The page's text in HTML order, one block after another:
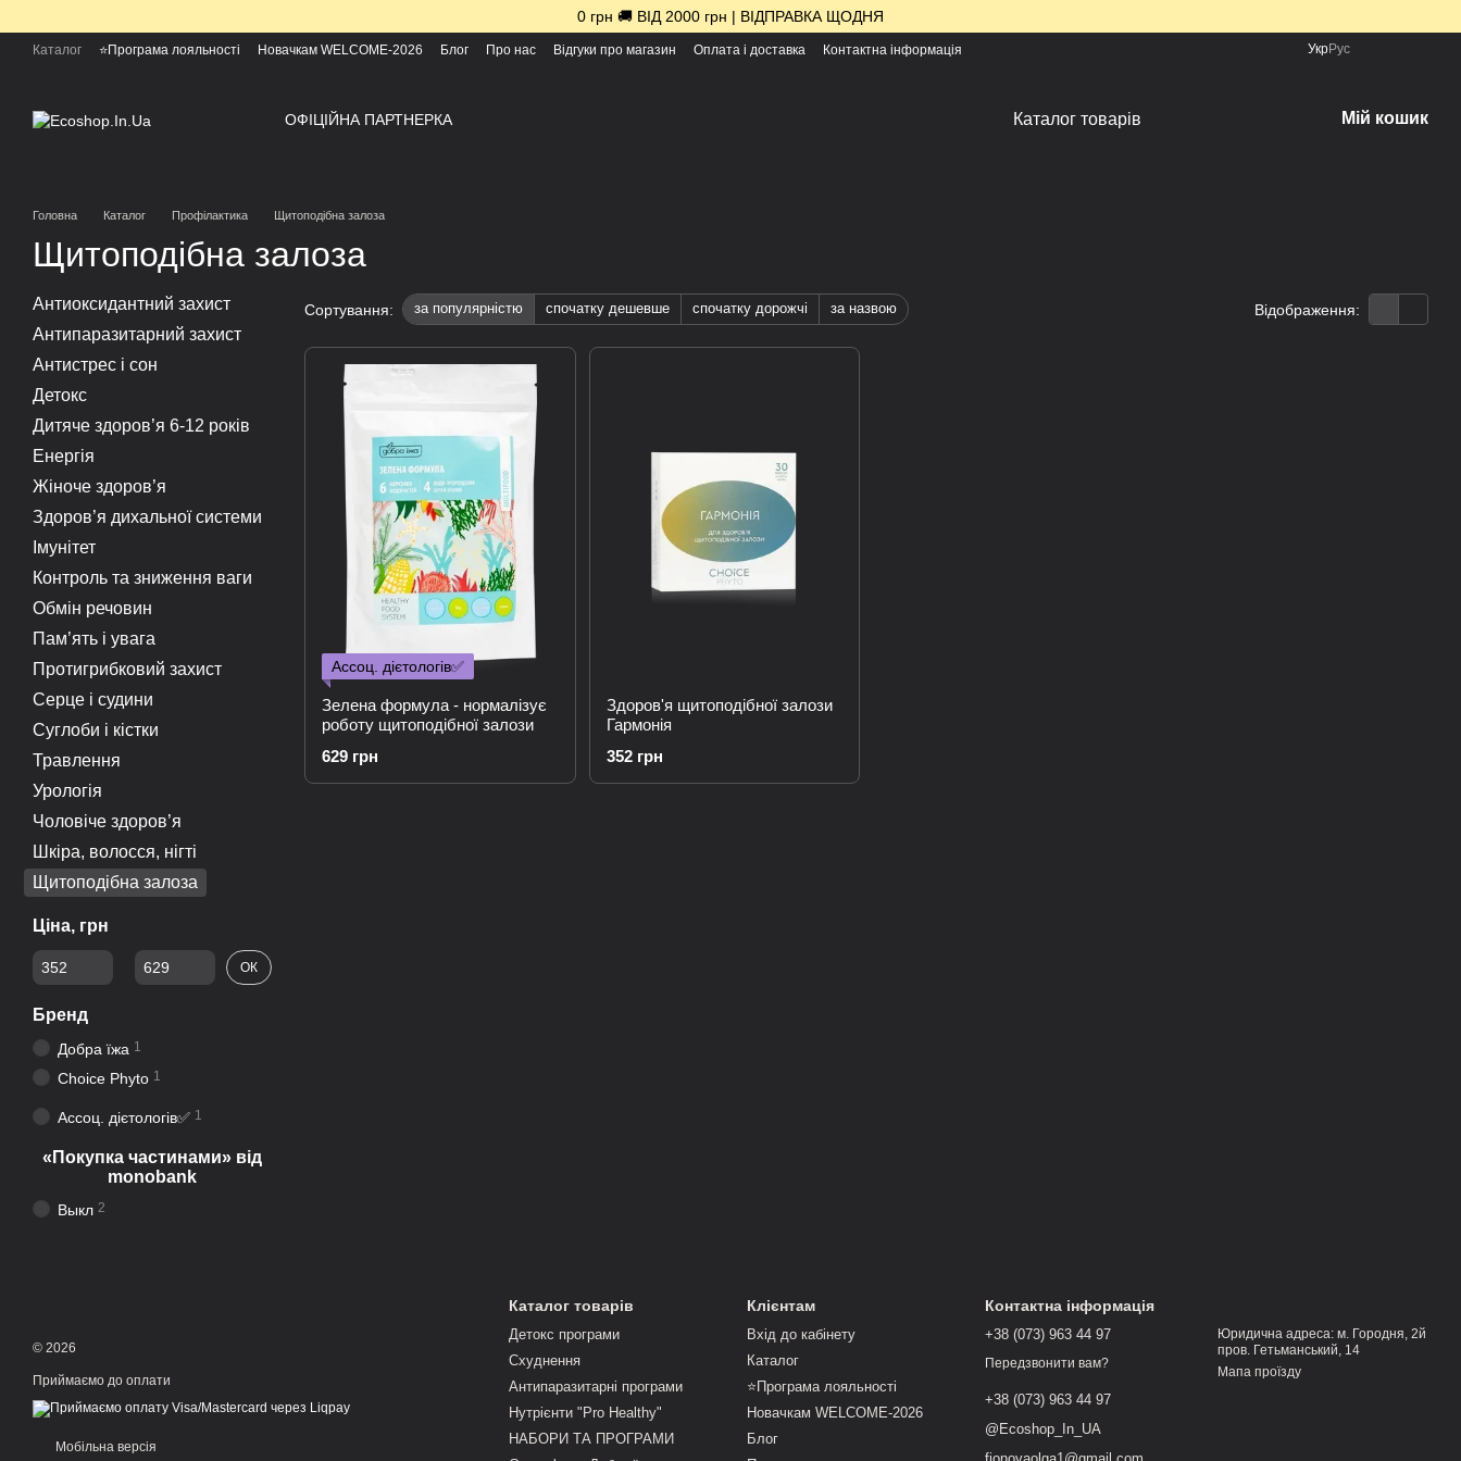
0 грн 🚚 ВІД 2000 грн | ВІДПРАВКА ЩОДНЯ
Каталог ⭐Програма лояльності Новачкам WELCOME-2026 Блог Про нас Відгуки про магазин Оплата і доставка Контактна інформація УкрРус
ОФІЦІЙНА ПАРТНЕРКА Каталог товарів Мій кошик
Головна Каталог Профілактика Щитоподібна залоза
Щитоподібна залоза
Сортування: за популярністю спочатку дешевше спочатку дорожчі за назвою Відображення:
Ассоц. дієтологів✅
Зелена формула - нормалізує
роботу щитоподібної залози
629 грн
Здоров'я щитоподібної залози
Гармонія
352 грн
Антиоксидантний захист
Антипаразитарний захист
Антистрес і сон
Детокс
Дитяче здоров’я 6-12 років
Енергія
Жіноче здоров’я
Здоров’я дихальної системи
Імунітет
Контроль та зниження ваги
Обмін речовин
Пам’ять і увага
Протигрибковий захист
Серце і судини
Суглоби і кістки
Травлення
Урологія
Чоловіче здоров’я
Шкіра, волосся, нігті
Щитоподібна залоза
Ціна, грн
Від Ціна, грн
До Ціна, грн ОК
Бренд
Добра їжа 1
Choice Phyto 1
Ассоц. дієтологів✅ 1
«Покупка частинами» від
monobank
Выкл 2
© 2026
Приймаємо до оплати
Мобільна версія
Каталог товарів
Детокс програми
Схуднення
Антипаразитарні програми
Нутрієнти "Pro Healthy"
НАБОРИ ТА ПРОГРАМИ
Клієнтам
Вхід до кабінету
Каталог
⭐Програма лояльності
Новачкам WELCOME-2026
Блог
Контактна інформація
+38 (073) 963 44 97
Передзвонити вам?
+38 (073) 963 44 97
@Ecoshop_In_UA
Юридична адреса: м. Городня, 2й
пров. Гетьманський, 14
Мапа проїзду